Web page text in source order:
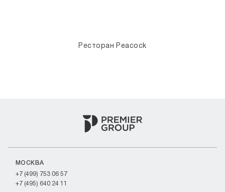
Ресторан Peacock
МОСКВА
+7 (499) 753 06 57
+7 (495) 640 24 11